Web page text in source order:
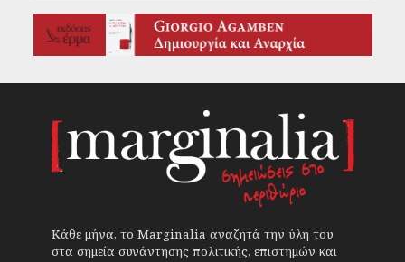
Κάθε μήνα, το Marginalia αναζητά την ύλη του
στα σημεία συνάντησης πολιτικής, επιστημών και